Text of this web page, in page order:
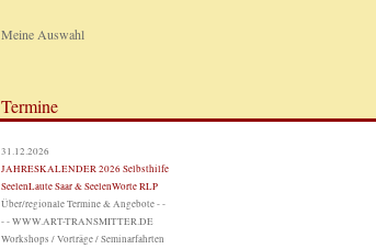
Meine Auswahl
Termine
31.12.2026
JAHRESKALENDER 2026 Selbsthilfe
SeelenLaute Saar & SeelenWorte RLP
Über/regionale Termine & Angebote - -
- - WWW.ART-TRANSMITTER.DE
Workshops / Vorträge / Seminarfahrten